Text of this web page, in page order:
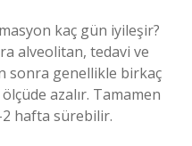
kaç gün iyileşir?
alveolitan, tedavi ve
sonra genellikle birkaç
azalır. Tamamen
2 hafta sürebilir.